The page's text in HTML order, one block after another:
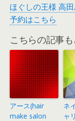
ほぐしの王様 高
予約はこちら
こちらの記事
アース(hair
make salon
ネ
ャ